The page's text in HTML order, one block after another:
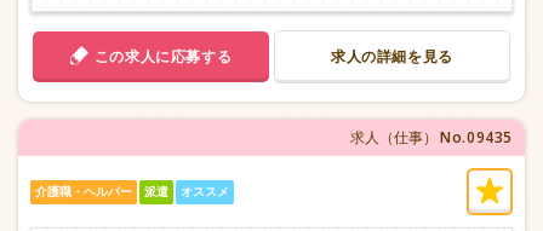
この求人に応募する 求人の詳細を見る
求人（仕事） No.09435
介護職・ヘルパー 派遣 オススメ